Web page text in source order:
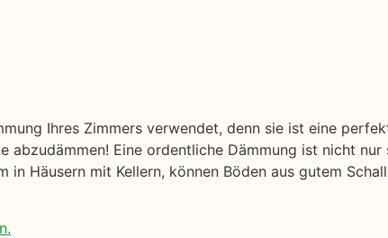
Ihres Zimmers verwendet, denn sie ist eine
abzudämmen! Eine ordentliche Dämmung ist nicht
in Häusern mit Kellern, können Böden aus gutem